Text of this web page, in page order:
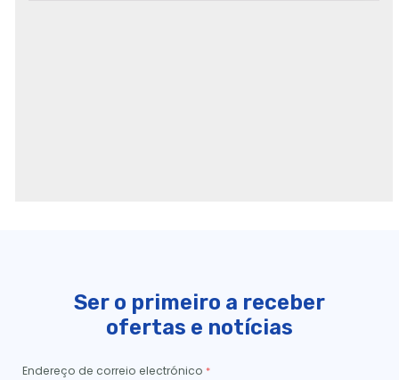
Ser o primeiro a receber
ofertas e notícias
Endereço de correio electrónico